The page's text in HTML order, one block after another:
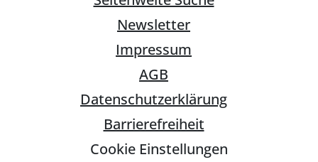
Newsletter
Impressum
AGB
Datenschutzerklärung
Barrierefreiheit
Cookie Einstellungen